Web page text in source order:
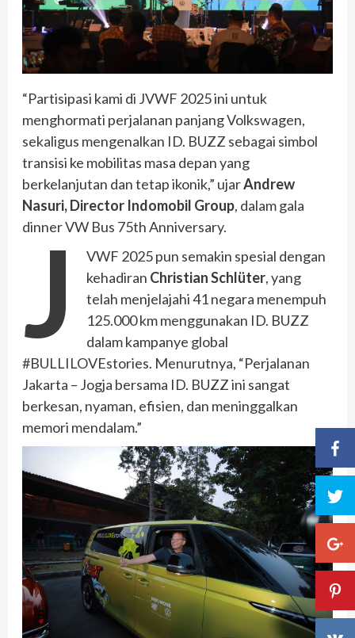
“Partisipasi kami di JVWF 2025 ini untuk
menghormati perjalanan panjang Volkswagen,
sekaligus mengenalkan ID. BUZZ sebagai simbol
transisi ke mobilitas masa depan yang
berkelanjutan dan tetap ikonik,” ujarAndrew
Nasuri, Director Indomobil Group, dalam gala
dinner VW Bus 75th Anniversary.
J
VWF 2025 pun semakin spesial dengan
kehadiran Christian Schlüter, yang
telah menjelajahi 41 negara menempuh
125.000 km menggunakan ID. BUZZ
dalam kampanye global
#BULLILOVEstories. Menurutnya, “Perjalanan
Jakarta – Jogja bersama ID. BUZZ ini sangat
berkesan, nyaman, efisien, dan meninggalkan
memori mendalam.”